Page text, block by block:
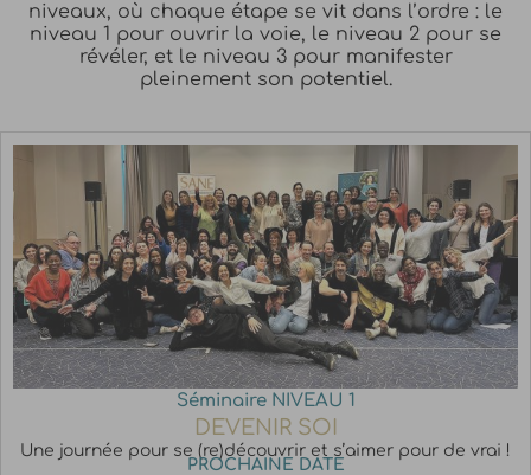
niveaux, où chaque étape se vit dans l’ordre : le
niveau 1 pour ouvrir la voie, le niveau 2 pour se
révéler, et le niveau 3 pour manifester
pleinement son potentiel.
Séminaire NIVEAU 1
DEVENIR SOI
Une journée pour se (re)découvrir et s’aimer pour de vrai !
PROCHAINE DATE